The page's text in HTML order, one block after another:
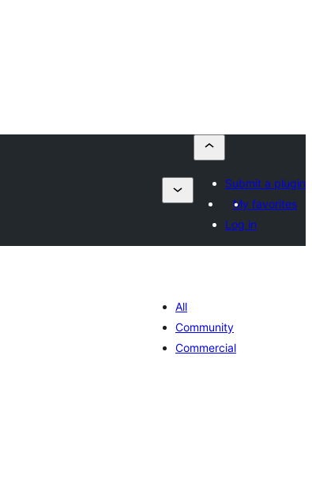
Submit a plugin
My favorites
Log in
All
Community
Commercial